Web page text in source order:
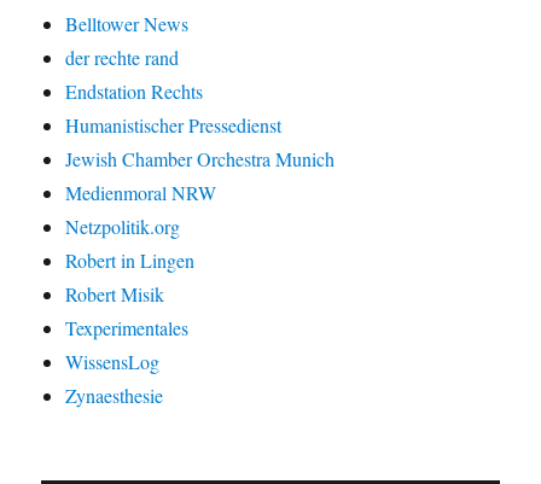
Belltower News
der rechte rand
Endstation Rechts
Humanistischer Pressedienst
Jewish Chamber Orchestra Munich
Medienmoral NRW
Netzpolitik.org
Robert in Lingen
Robert Misik
Texperimentales
WissensLog
Zynaesthesie